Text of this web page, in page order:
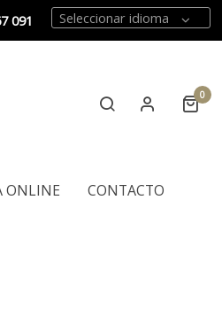
091 Seleccionar idioma
0
ONLINE CONTACTO